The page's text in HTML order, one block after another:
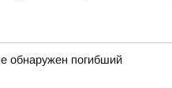
обнаружен погибший